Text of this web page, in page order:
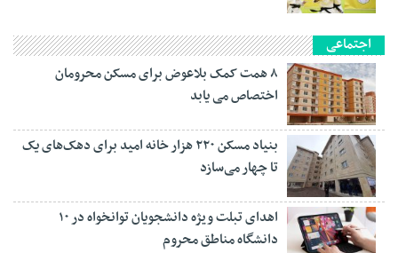
اجتماعی
۸ همت کمک بلاعوض برای مسکن محرومان
اختصاص می یابد
بنیاد مسکن ۲۲۰ هزار خانه امید برای دهک‌های یک
تا چهار می‌سازد
اهدای تبلت ویژه دانشجویان توانخواه در ۱۰
دانشگاه مناطق محروم